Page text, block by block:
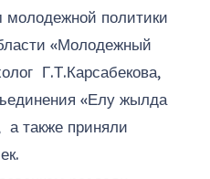
молодежной политики
«Молодежный
Г.Т.Карсабекова,
«Елу жылда
также приняли